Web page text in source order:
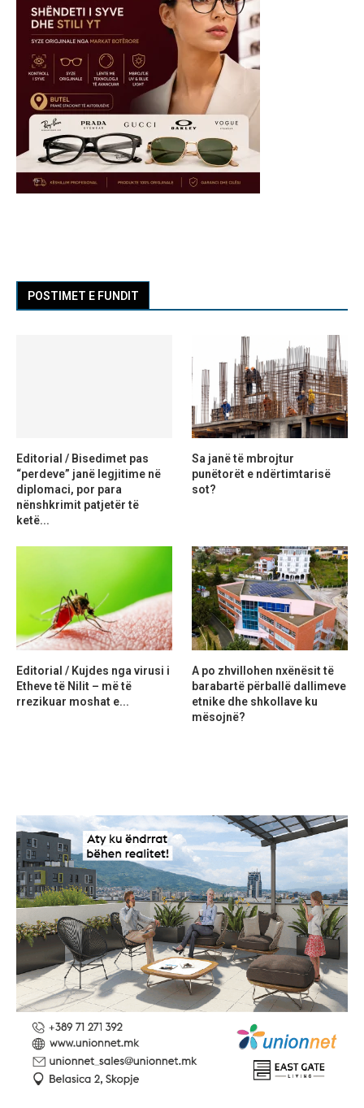
POSTIMET E FUNDIT
Editorial / Bisedimet pas
“perdeve” janë legjitime në
diplomaci, por para
nënshkrimit patjetër të
ketë...
Sa janë të mbrojtur
punëtorët e ndërtimtarisë
sot?
Editorial / Kujdes nga virusi i
Etheve të Nilit – më të
rrezikuar moshat e...
A po zhvillohen nxënësit të
barabartë përballë dallimeve
etnike dhe shkollave ku
mësojnë?